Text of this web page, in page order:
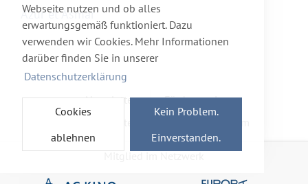
Webseite nutzen und ob alles
erwartungsgemäß funktioniert. Dazu
verwenden wir Cookies. Mehr Informationen
darüber finden Sie in unserer
Datenschutzerklärung
Cookies
ablehnen
Kein Problem.
Einverstanden.
Azur et Asmar
Newsletter
Förderverein